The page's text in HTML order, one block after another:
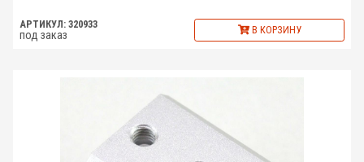
АРТИКУЛ: 320933
под заказ В КОРЗИНУ